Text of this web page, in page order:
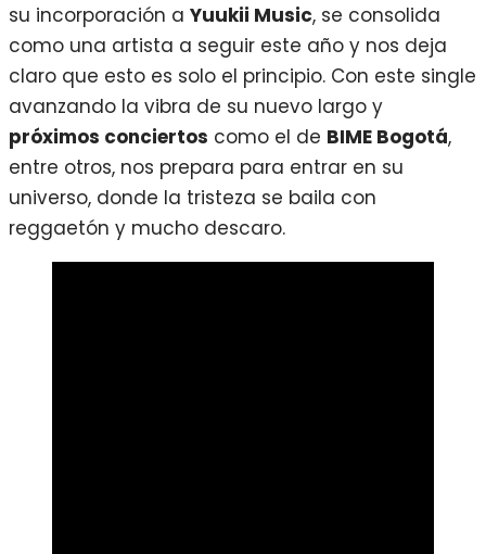
su incorporación a Yuukii Music, se consolida
como una artista a seguir este año y nos deja
claro que esto es solo el principio. Con este single
avanzando la vibra de su nuevo largo y
próximos conciertos como el de BIME Bogotá,
entre otros, nos prepara para entrar en su
universo, donde la tristeza se baila con
reggaetón y mucho descaro.